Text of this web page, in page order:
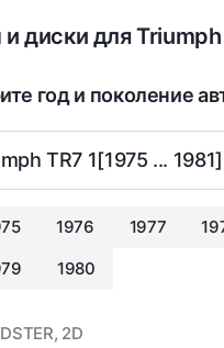
диски для Triumph
год и поколение
TR7 1[1975 ... 1981]
1976 1977
1980
2D